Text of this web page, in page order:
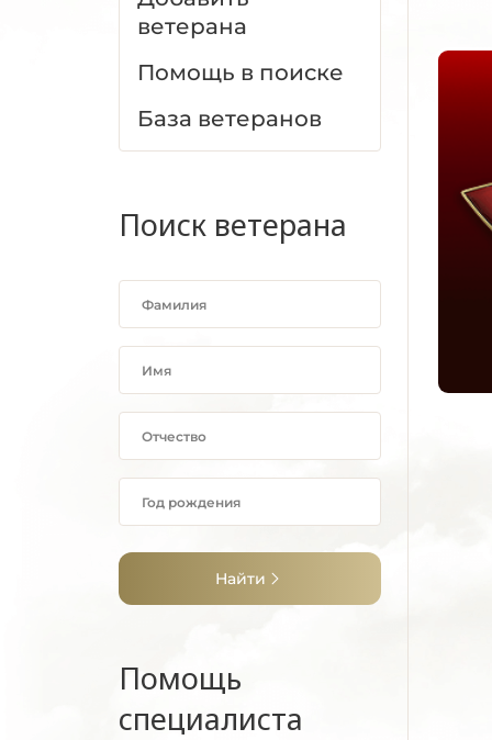
ветерана
Помощь в поиске
База ветеранов
Поиск ветерана
Найти
Помощь
специалиста